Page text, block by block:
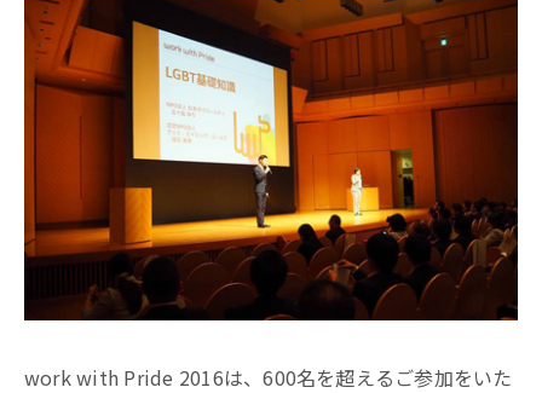
work with Pride 2016は、600名を超えるご参加をいた